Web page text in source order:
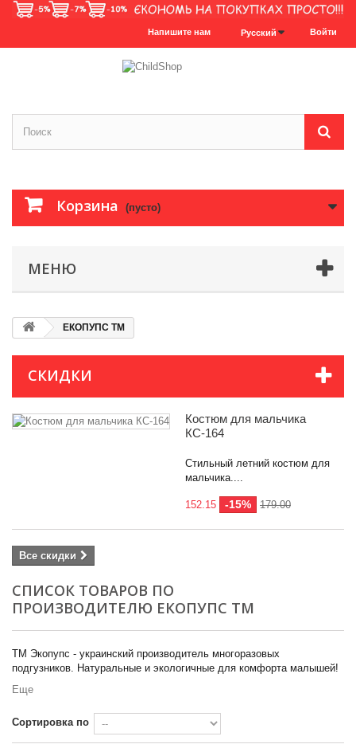
Войти
Русский
Напишите нам
Корзина (пусто)
МЕНЮ
ЕКОПУПС ТМ
Категории
СКИДКИ
Костюм для мальчика
КС-164
Стильный летний костюм для
мальчика....
152.15 -15% 179.00
Все скидки
СПИСОК ТОВАРОВ ПО
ПРОИЗВОДИТЕЛЮ ЕКОПУПС ТМ
ТМ Экопупс - украинский производитель многоразовых
подгузников. Натуральные и экологичные для комфорта малышей!
Еще
Сортировка по